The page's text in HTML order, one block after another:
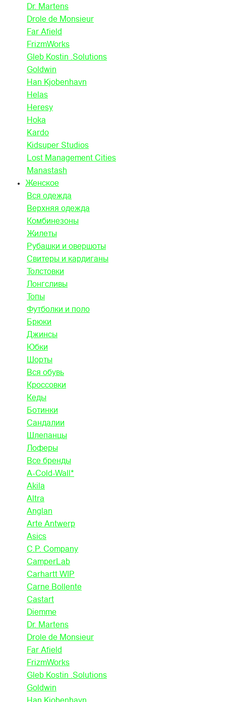
Dr. Martens
Drole de Monsieur
Far Afield
FrizmWorks
Gleb Kostin .Solutions
Goldwin
Han Kjobenhavn
Helas
Heresy
Hoka
Kardo
Kidsuper Studios
Lost Management Cities
Manastash
Женское
Вся одежда
Верхняя одежда
Комбинезоны
Жилеты
Рубашки и овершоты
Свитеры и кардиганы
Толстовки
Лонгсливы
Топы
Футболки и поло
Брюки
Джинсы
Юбки
Шорты
Вся обувь
Кроссовки
Кеды
Ботинки
Сандалии
Шлепанцы
Лоферы
Все бренды
A-Cold-Wall*
Akila
Altra
Anglan
Arte Antwerp
Asics
C.P. Company
CamperLab
Carhartt WIP
Carne Bollente
Castart
Diemme
Dr. Martens
Drole de Monsieur
Far Afield
FrizmWorks
Gleb Kostin .Solutions
Goldwin